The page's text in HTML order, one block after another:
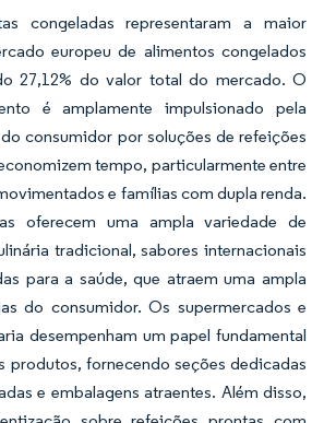
congeladas representaram a maior
europeu de alimentos congelados
27,12% do valor total do mercado. O
é amplamente impulsionado pela
consumidor por soluções de refeições
tempo, particularmente entre
e famílias com dupla renda.
oferecem uma ampla variedade de
tradicional, sabores internacionais
para a saúde, que atraem uma ampla
do consumidor. Os supermercados e
desempenham um papel fundamental
produtos, fornecendo seções dedicadas
e embalagens atraentes. Além disso,